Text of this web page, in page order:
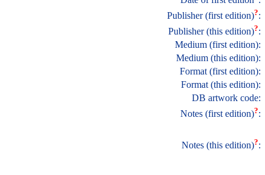
Publisher (first edition)?:
Publisher (this edition)?:
Medium (first edition):
Medium (this edition):
Format (first edition):
Format (this edition):
DB artwork code:
Notes (first edition)?:
Notes (this edition)?: